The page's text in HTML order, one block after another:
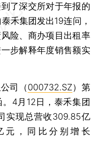
了深交所对于年报的
禾集团发出19连问，
险、商办项目出租率
步解释年度销售额实
司（000732.SZ）第
4月12日，泰禾集团
实现总营收309.85亿
元，同比分别增长